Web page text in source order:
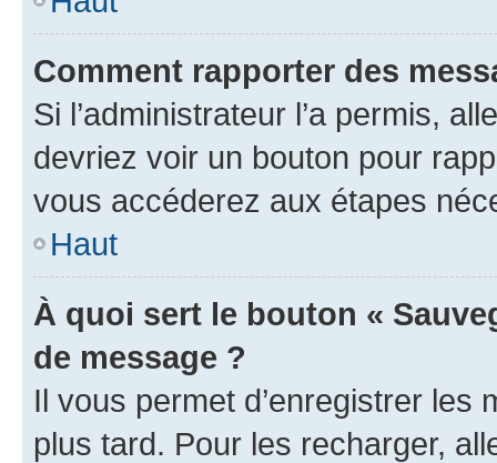
Comment rapporter des
Si l’administrateur l’a permis,
devriez voir un bouton pour
vous accéderez aux étapes
Haut
À quoi sert le bouton «
de message ?
Il vous permet d’enregistrer
plus tard. Pour les recharger,